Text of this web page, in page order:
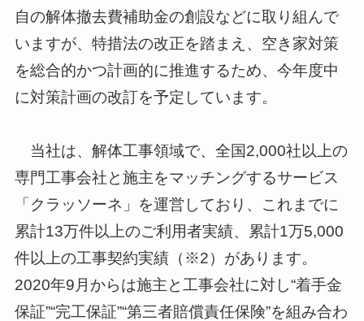
自の解体撤去費補助金の創設などに取り組んで
いますが、特措法の改正を踏まえ、空き家対策
を総合的かつ計画的に推進するため、今年度中
に対策計画の改訂を予定しています。
当社は、解体工事領域で、全国2,000社以上の
専門工事会社と施主をマッチングするサービス
「クラッソーネ」を運営しており、これまでに
累計13万件以上のご利用者実績、累計1万5,000
件以上の工事契約実績（※2）があります。
2020年9月からは施主と工事会社に対し“着手金
保証”“完工保証”“第三者賠償責任保険”を組み合わ